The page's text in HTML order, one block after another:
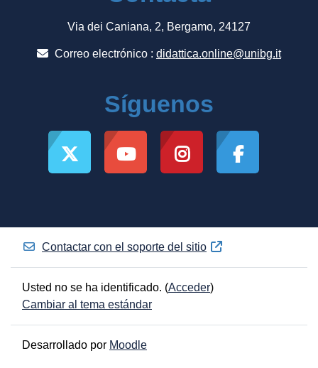
Via dei Caniana, 2, Bergamo, 24127
Correo electrónico : didattica.online@unibg.it
Síguenos
Contactar con el soporte del sitio
Usted no se ha identificado. (Acceder)
Cambiar al tema estándar
Desarrollado por Moodle